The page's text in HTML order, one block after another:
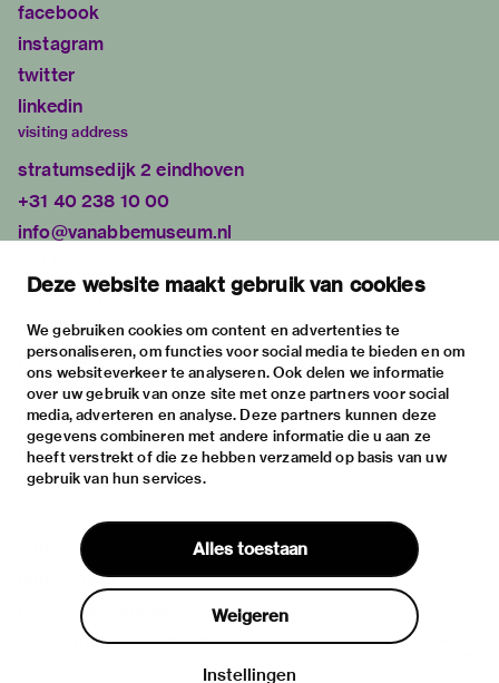
Deze website maakt gebruik van cookies
We gebruiken cookies om content en advertenties te
personaliseren, om functies voor social media te bieden en om
ons websiteverkeer te analyseren. Ook delen we informatie
over uw gebruik van onze site met onze partners voor social
media, adverteren en analyse. Deze partners kunnen deze
gegevens combineren met andere informatie die u aan ze
heeft verstrekt of die ze hebben verzameld op basis van uw
gebruik van hun services.
Alles toestaan
Weigeren
Instellingen
facebook
instagram
twitter
linkedin
visiting address
stratumsedijk 2 eindhoven
+31 40 238 10 00
info@vanabbemuseum.nl
exhibitions
activities
practical information
about
the museum
the collection
foundations & partners
contact
house rules
privacy & cookies
disclaimer & colophon